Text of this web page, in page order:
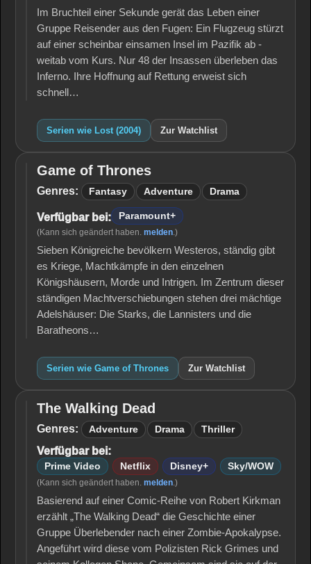
Im Bruchteil einer Sekunde gerät das Leben einer
Gruppe Reisender aus den Fugen: Ein Flugzeug stürzt
auf einer scheinbar einsamen Insel im Pazifik ab -
weitab vom Kurs. Nur 48 der Insassen überleben das
Inferno. Ihre Hoffnung auf Rettung erweist sich
schnell…
Serien wie Lost (2004) Zur Watchlist
Game
of
Game of Thrones
Genres: Fantasy Adventure Drama
Verfügbar bei: Paramount+
(Kann sich geändert haben. melden.)
Sieben Königreiche bevölkern Westeros, ständig gibt
es Kriege, Machtkämpfe in den einzelnen
Königshäusern, Morde und Intrigen. Im Zentrum dieser
ständigen Machtverschiebungen stehen drei mächtige
Adelshäuser: Die Starks, die Lannisters und die
Baratheons…
Serien wie Game of Thrones Zur Watchlist
The
Walking
The Walking Dead
Genres: Adventure Drama Thriller
Verfügbar bei:
Prime Video Netflix Disney+ Sky/WOW
(Kann sich geändert haben. melden.)
Basierend auf einer Comic-Reihe von Robert Kirkman
erzählt „The Walking Dead“ die Geschichte einer
Gruppe Überlebender nach einer Zombie-Apokalypse.
Angeführt wird diese vom Polizisten Rick Grimes und